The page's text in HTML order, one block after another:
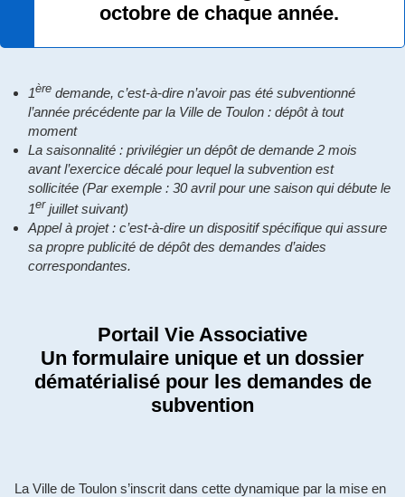
octobre de chaque année.
1ère demande, c’est-à-dire n’avoir pas été subventionné
l’année précédente par la Ville de Toulon : dépôt à tout
moment
La saisonnalité : privilégier un dépôt de demande 2 mois
avant l’exercice décalé pour lequel la subvention est
sollicitée (Par exemple : 30 avril pour une saison qui débute le
1er juillet suivant)
Appel à projet : c’est-à-dire un dispositif spécifique qui assure
sa propre publicité de dépôt des demandes d’aides
correspondantes.
Portail Vie Associative
Un formulaire unique et un dossier
dématérialisé pour les demandes de
subvention
La Ville de Toulon s’inscrit dans cette dynamique par la mise en